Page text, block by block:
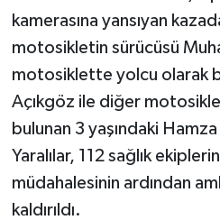
kamerasına yansıyan
motosikletin sürücüsü
motosiklette yolcu olarak
Açıkgöz ile diğer
bulunan 3 yaşındaki
Yaralılar, 112 sağlık
müdahalesinin ardından
kaldırıldı.